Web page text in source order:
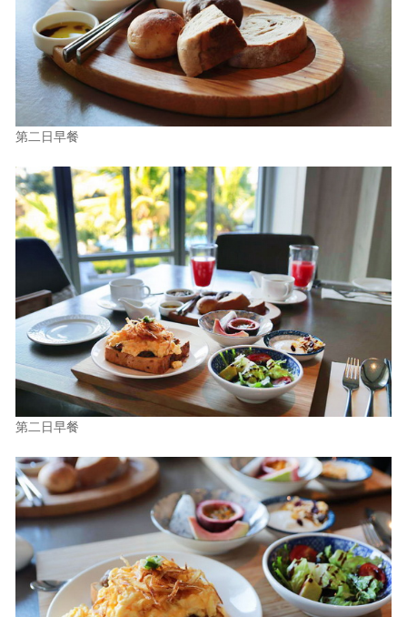
第二日早餐
第二日早餐